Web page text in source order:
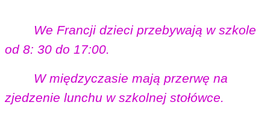
We Francji dzieci przebywają w szkole
od 8: 30 do 17:00.
W międzyczasie mają przerwę na
zjedzenie lunchu w szkolnej stołówce.